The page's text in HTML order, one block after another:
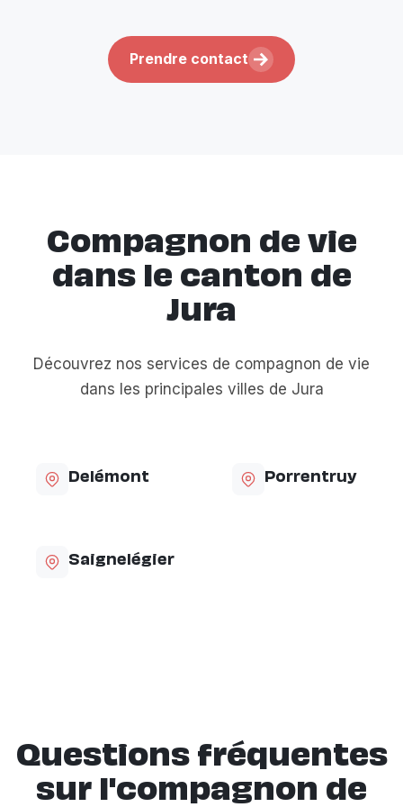
Prendre contact
Compagnon de vie
dans le canton de
Jura
Découvrez nos services de compagnon de vie
dans les principales villes de Jura
Delémont Porrentruy
Saignelégier
Questions fréquentes
sur l'compagnon de